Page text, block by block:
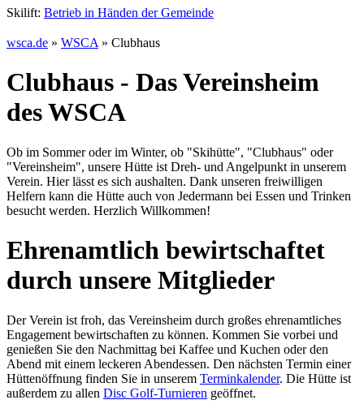
Skilift: Betrieb in Händen der Gemeinde
wsca.de » WSCA » Clubhaus
Clubhaus - Das Vereinsheim
des WSCA
Ob im Sommer oder im Winter, ob "Skihütte", "Clubhaus" oder
"Vereinsheim", unsere Hütte ist Dreh- und Angelpunkt in unserem
Verein. Hier lässt es sich aushalten. Dank unseren freiwilligen
Helfern kann die Hütte auch von Jedermann bei Essen und Trinken
besucht werden. Herzlich Willkommen!
Ehrenamtlich bewirtschaftet
durch unsere Mitglieder
Der Verein ist froh, das Vereinsheim durch großes ehrenamtliches
Engagement bewirtschaften zu können. Kommen Sie vorbei und
genießen Sie den Nachmittag bei Kaffee und Kuchen oder den
Abend mit einem leckeren Abendessen. Den nächsten Termin einer
Hüttenöffnung finden Sie in unserem Terminkalender. Die Hütte ist
außerdem zu allen Disc Golf-Turnieren geöffnet.